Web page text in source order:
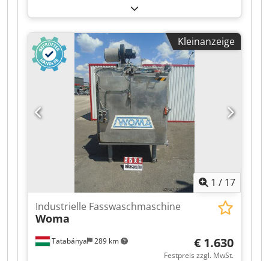
, Drehzahl (max.):
U/min, Leergewicht:1.700 kg, Leistung:66 kW
(89,73 PS), Jahr der letzten Überholung:2026,
Pumpenförderleistung:81 l/min, Ausstattung:
Typenschild vorhanden,
Hochdruckplungerpumpe Hammelmann HDP 72.
Ähnlich aber kein Kamat, Uraca, Woma.
Pumpentyp: HDP 72 Betriebsdruck: 440 bar
Fördermenge: 81 l/min. Antriebsdrehzahl: 1500
U/min. Antriebsleistung: 66 kW Zul. Temperatur
Zulauf: 60°C Baujahr: 2016 Codpfx Acozgw
Hxjwerf Zustand:Baujahr 2016 aber unbenutzt.
Kleinanzeige
1 / 17
Tatabánya 289 km
Industrielle Fasswaschmaschine
Woma
€ 1.630
Festpreis zzgl. MwSt.